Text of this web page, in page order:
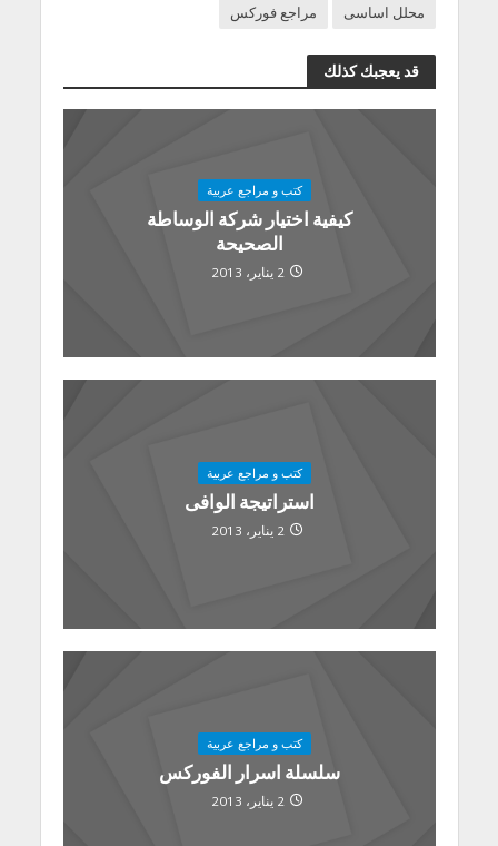
محلل اساسى
مراجع فوركس
قد يعجبك كذلك
كتب و مراجع عربية
كيفية اختيار شركة الوساطة
الصحيحة
2 يناير، 2013
كتب و مراجع عربية
استراتيجة الوافى
2 يناير، 2013
كتب و مراجع عربية
سلسلة اسرار الفوركس
2 يناير، 2013